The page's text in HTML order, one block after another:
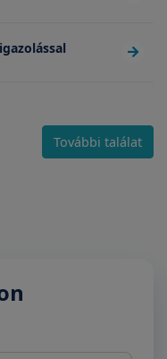
További találat